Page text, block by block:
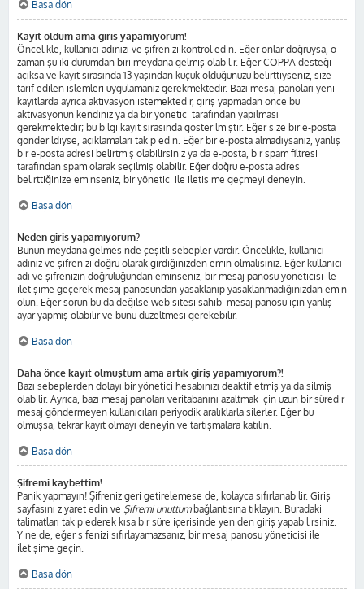
Başa dön
Kayıt oldum ama giriş yapamıyorum!
Öncelikle, kullanıcı adınızı ve şifrenizi kontrol edin. Eğer onlar doğruysa, o
zaman şu iki durumdan biri meydana gelmiş olabilir. Eğer COPPA desteği
açıksa ve kayıt sırasında 13 yaşından küçük olduğunuzu belirttiyseniz, size
tarif edilen işlemleri uygulamanız gerekmektedir. Bazı mesaj panoları yeni
kayıtlarda ayrıca aktivasyon istemektedir, giriş yapmadan önce bu
aktivasyonun kendiniz ya da bir yönetici tarafından yapılması
gerekmektedir; bu bilgi kayıt sırasında gösterilmiştir. Eğer size bir e-posta
gönderildiyse, açıklamaları takip edin. Eğer bir e-posta almadıysanız, yanlış
bir e-posta adresi belirtmiş olabilirsiniz ya da e-posta, bir spam filtresi
tarafından spam olarak seçilmiş olabilir. Eğer doğru e-posta adresi
belirttiğinize eminseniz, bir yönetici ile iletişime geçmeyi deneyin.
Başa dön
Neden giriş yapamıyorum?
Bunun meydana gelmesinde çeşitli sebepler vardır. Öncelikle, kullanıcı
adınız ve şifrenizi doğru olarak girdiğinizden emin olmalısınız. Eğer kullanıcı
adı ve şifrenizin doğruluğundan eminseniz, bir mesaj panosu yöneticisi ile
iletişime geçerek mesaj panosundan yasaklanıp yasaklanmadığınızdan emin
olun. Eğer sorun bu da değilse web sitesi sahibi mesaj panosu için yanlış
ayar yapmış olabilir ve bunu düzeltmesi gerekebilir.
Başa dön
Daha önce kayıt olmuştum ama artık giriş yapamıyorum?!
Bazı sebeplerden dolayı bir yönetici hesabınızı deaktif etmiş ya da silmiş
olabilir. Ayrıca, bazı mesaj panoları veritabanını azaltmak için uzun bir süredir
mesaj göndermeyen kullanıcıları periyodik aralıklarla silerler. Eğer bu
olmuşsa, tekrar kayıt olmayı deneyin ve tartışmalara katılın.
Başa dön
Şifremi kaybettim!
Panik yapmayın! Şifreniz geri getirelemese de, kolayca sıfırlanabilir. Giriş
sayfasını ziyaret edin ve Şifremi unuttumbağlantısına tıklayın. Buradaki
talimatları takip ederek kısa bir süre içerisinde yeniden giriş yapabilirsiniz.
Yine de, eğer şifenizi sıfırlayamazsanız, bir mesaj panosu yöneticisi ile
iletişime geçin.
Başa dön